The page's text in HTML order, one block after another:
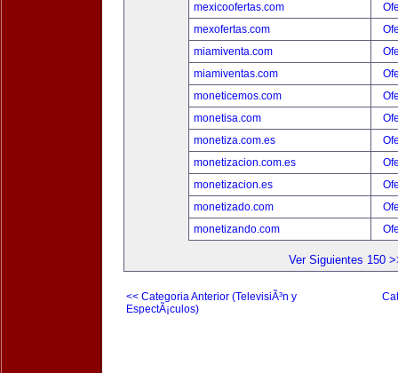
mexicoofertas.com
mexofertas.com
miamiventa.com
miamiventas.com
moneticemos.com
monetisa.com
monetiza.com.es
monetizacion.com.es
monetizacion.es
monetizado.com
monetizando.com
Ver Siguientes 150
<< Categoria Anterior (TelevisiÃ³n y
EspectÃ¡culos)